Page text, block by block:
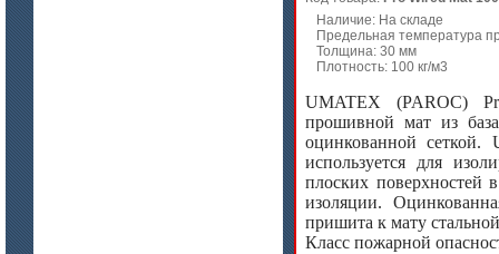
Наличие: На складе
Предельная температура
Толщина: 30 мм
Плотность: 100 кг/м3
UMATEX (PAROC)
прошивной мат из
оцинкованной сеткой.
используется для
плоских поверхностей
изоляции.
пришита к мату
Класс пожарной